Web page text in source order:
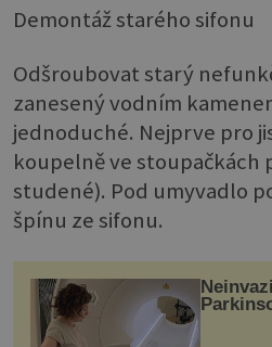
Demontáž starého sifonu
Odšroubovat starý
zanesený vodním
jednoduché. Nejprve pro
koupelně ve stoupačkách
studené). Pod umyvadlo
špínu ze sifonu.